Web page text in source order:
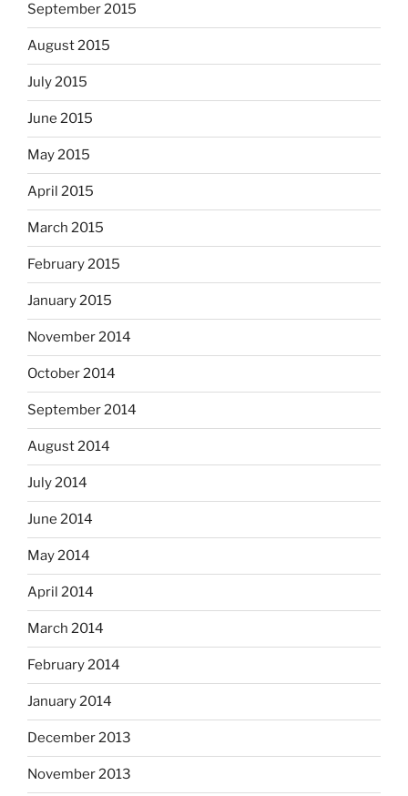
September 2015
August 2015
July 2015
June 2015
May 2015
April 2015
March 2015
February 2015
January 2015
November 2014
October 2014
September 2014
August 2014
July 2014
June 2014
May 2014
April 2014
March 2014
February 2014
January 2014
December 2013
November 2013